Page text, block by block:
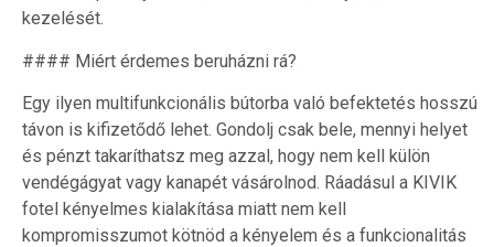
kezelését.
#### Miért érdemes beruházni rá?
Egy ilyen multifunkcionális bútorba való befektetés hosszú
távon is kifizetődő lehet. Gondolj csak bele, mennyi helyet
és pénzt takaríthatsz meg azzal, hogy nem kell külön
vendégágyat vagy kanapét vásárolnod. Ráadásul a KIVIK
fotel kényelmes kialakítása miatt nem kell
kompromisszumot kötnöd a kényelem és a funkcionalitás